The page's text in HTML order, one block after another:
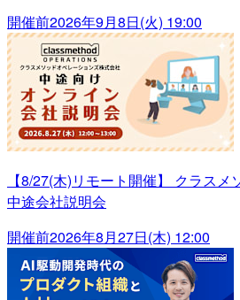
開催前2026年9月8日(火) 19:00
【8/27(木)リモート開催】 クラス
中途会社説明会
開催前2026年8月27日(木) 12:00